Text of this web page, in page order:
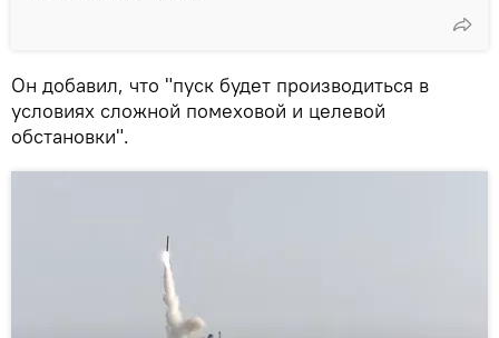
Он добавил, что "пуск будет производиться в
условиях сложной помеховой и целевой
обстановки".